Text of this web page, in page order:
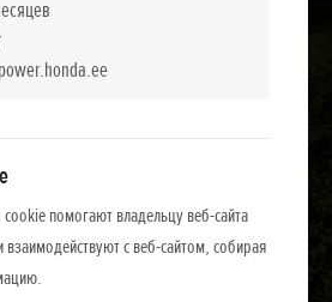
power.honda.ee
помогают владельцу веб-сайта
взаимодействуют с веб-сайтом, собирая